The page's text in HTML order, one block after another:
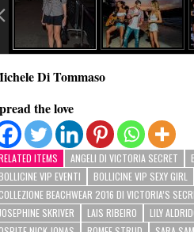
Di Tommaso
the love
ITEMS ANGELI DI VICTORIA SECRET
BOLLICINE VIP EVENTI
BOLLICINE VIP SEXY GIRL
COLLEZIONE BEACHWEAR 2016 DI VICTORIA’S
JOSEPHINE SKRIVER
LAIS RIBEIRO LILY